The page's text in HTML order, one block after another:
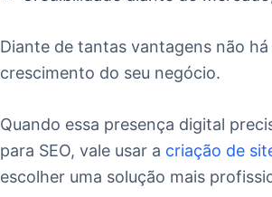
Diante de tantas vantagens não
crescimento do seu negócio.
Quando essa presença digital
para SEO, vale usar a criação de
escolher uma solução mais